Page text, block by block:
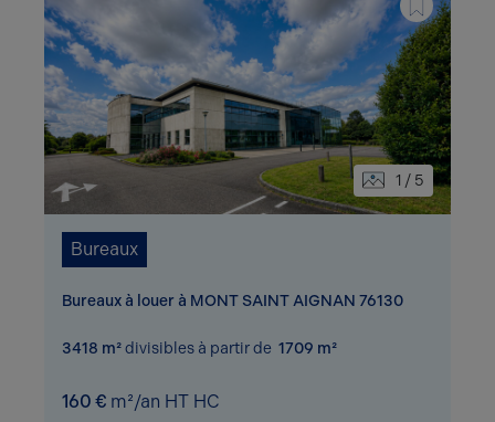
1 / 5
Bureaux
Bureaux à louer à MONT SAINT AIGNAN 76130
3418 m²divisibles à partir de 1709 m²
160 € m²/an HT HC